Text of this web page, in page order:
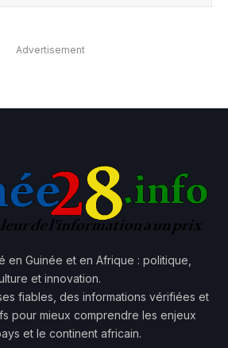
Advertisement
en Guinée et en Afrique : politique,
et innovation.
fiables, des informations vérifiées et
pour mieux comprendre les enjeux
et le continent africain.